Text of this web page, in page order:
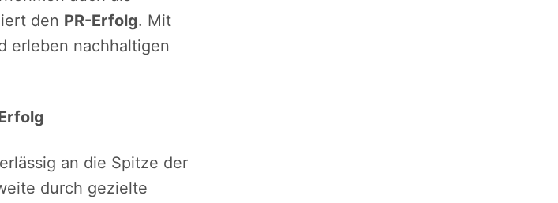
den PR-Erfolg. Mit
erleben nachhaltigen
an die Spitze der
durch gezielte